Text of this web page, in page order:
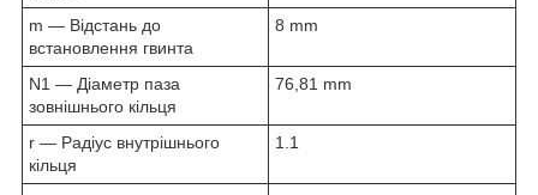
m — Відстань до
встановлення гвинта
8 mm
N1 — Діаметр паза
зовнішнього кільця
76,81 mm
r — Радіус внутрішнього
кільця
1.1